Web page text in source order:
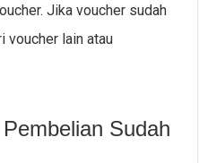
Jika voucher sudah
voucher lain atau
Sudah